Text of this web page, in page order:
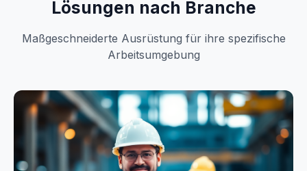
Lösungen nach Branche
Maßgeschneiderte Ausrüstung für ihre spezifische
Arbeitsumgebung